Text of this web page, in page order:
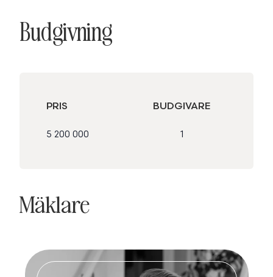
Budgivning
PRIS BUDGIVARE
5 200 000 1
Mäklare